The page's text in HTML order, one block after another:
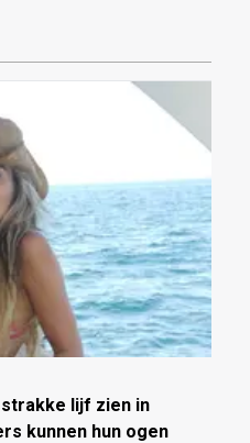
lijf zien in
kunnen hun ogen